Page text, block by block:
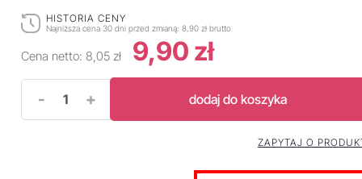
HISTORIA CENY
Najniższa cena 30 dni przed zmianą: 8,90 zł brutto
Cena netto: 8,05 zł 9,90 zł
- + dodaj do koszyka
ZAPYTAJ O